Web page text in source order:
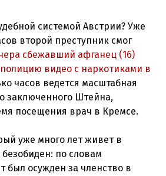
системой Австрии? Уже
второй преступник смог
сбежавший афганец (16)
видео с наркотиками в
часов ведется масштабная
заключенного Штейна,
посещения врач в Кремсе.
уже много лет живет в
по словам
был осужден за членство в